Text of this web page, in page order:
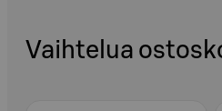
Vaihtelua